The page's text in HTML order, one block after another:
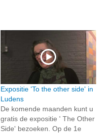
Expositie 'To the other side' in
Ludens
De komende maanden kunt u
gratis de expositie ' The Other
Side' bezoeken. Op de 1e